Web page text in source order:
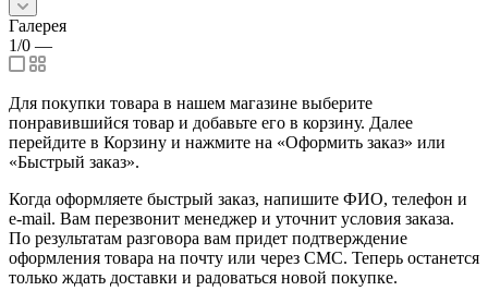
Галерея
1/0 —
Для покупки товара в нашем магазине выберите
понравившийся товар и добавьте его в корзину. Далее
перейдите в Корзину и нажмите на «Оформить заказ» или
«Быстрый заказ».
Когда оформляете быстрый заказ, напишите ФИО, телефон и
e-mail. Вам перезвонит менеджер и уточнит условия заказа.
По результатам разговора вам придет подтверждение
оформления товара на почту или через СМС. Теперь останется
только ждать доставки и радоваться новой покупке.